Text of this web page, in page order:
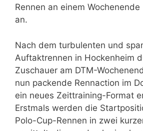
Rennen an einem
an.
Nach dem turbulenten und
Auftaktrennen in Hockenheim
Zuschauer am DTM-
nun packende Rennaction im
ein neues Zeittraining-Format
Erstmals werden die
Polo-Cup-Rennen in zwei